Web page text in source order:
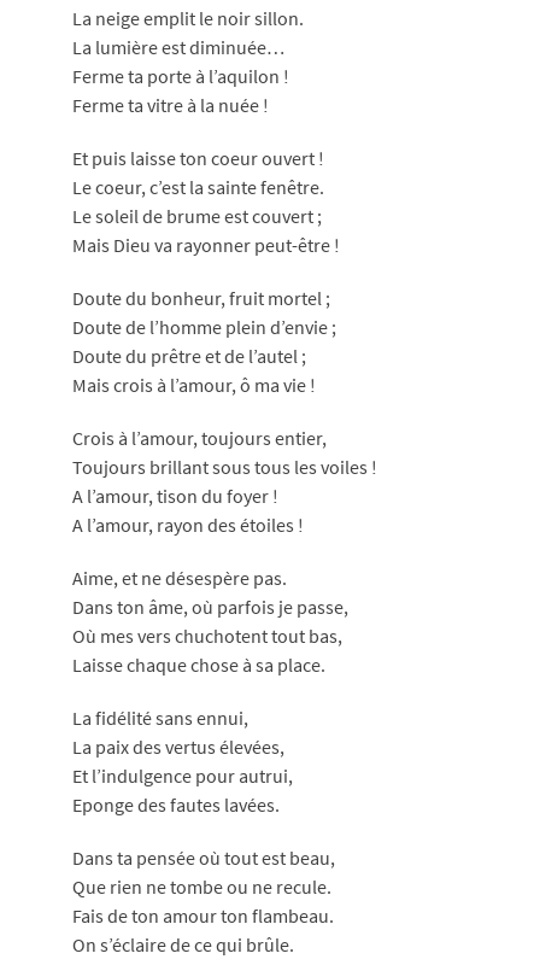
La neige emplit le noir sillon.
La lumière est diminuée…
Ferme ta porte à l’aquilon !
Ferme ta vitre à la nuée !
Et puis laisse ton coeur ouvert !
Le coeur, c’est la sainte fenêtre.
Le soleil de brume est couvert ;
Mais Dieu va rayonner peut-être !
Doute du bonheur, fruit mortel ;
Doute de l’homme plein d’envie ;
Doute du prêtre et de l’autel ;
Mais crois à l’amour, ô ma vie !
Crois à l’amour, toujours entier,
Toujours brillant sous tous les voiles !
A l’amour, tison du foyer !
A l’amour, rayon des étoiles !
Aime, et ne désespère pas.
Dans ton âme, où parfois je passe,
Où mes vers chuchotent tout bas,
Laisse chaque chose à sa place.
La fidélité sans ennui,
La paix des vertus élevées,
Et l’indulgence pour autrui,
Eponge des fautes lavées.
Dans ta pensée où tout est beau,
Que rien ne tombe ou ne recule.
Fais de ton amour ton flambeau.
On s’éclaire de ce qui brûle.